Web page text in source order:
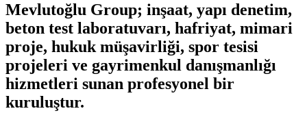
Mevlutoğlu Group; inşaat, yapı denetim,
beton test laboratuvarı, hafriyat, mimari
proje, hukuk müşavirliği, spor tesisi
projeleri ve gayrimenkul danışmanlığı
hizmetleri sunan profesyonel bir
kuruluştur.